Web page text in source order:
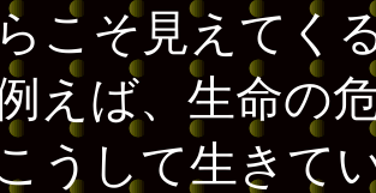
こそ見えてく
えば、生命の
うして生きて